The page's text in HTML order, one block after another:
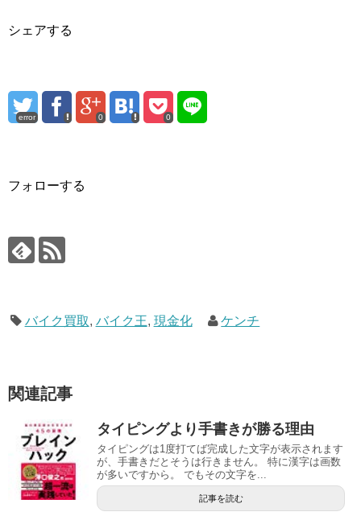
シェアする
error 0 0
フォローする
バイク買取, バイク王, 現金化 ケンチ
関連記事
タイピングより手書きが勝る理由
タイピングは1度打てば完成した文字が表示されます
が、手書きだとそうは行きません。 特に漢字は画数
が多いですから。 でもその文字を...
記事を読む